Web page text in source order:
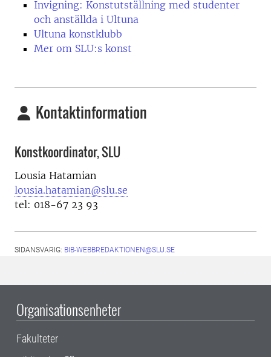
Invigning: Konstutställning med studenter
och anställda i Ultuna
Ultuna konstklubb
Mer om SLU:s konst
Kontaktinformation
Konstkoordinator, SLU
Lousia Hatamian
lousia.hatamian@slu.se
tel: 018-67 23 93
SIDANSVARIG: BIB-WEBBREDAKTIONEN@SLU.SE
Organisationsenheter
Fakulteter